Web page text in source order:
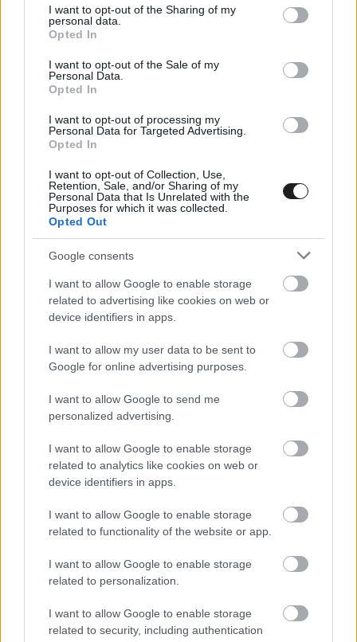
not limited to your visit or usage behaviour. You may click to
grant or deny consent to Google and its third-party tags to
use your data for below specified purposes in below Google
consent section.
I want to opt-out of the Sharing of my
personal data.
Opted In
I want to opt-out of the Sale of my
Personal Data.
Opted In
I want to opt-out of processing my
Personal Data for Targeted Advertising.
Opted In
I want to opt-out of Collection, Use,
Retention, Sale, and/or Sharing of my
Personal Data that Is Unrelated with the
Purposes for which it was collected.
Opted Out
Google consents
I want to allow Google to enable storage
related to advertising like cookies on web or
device identifiers in apps.
I want to allow my user data to be sent to
Google for online advertising purposes.
I want to allow Google to send me
personalized advertising.
I want to allow Google to enable storage
related to analytics like cookies on web or
device identifiers in apps.
I want to allow Google to enable storage
related to functionality of the website or app.
I want to allow Google to enable storage
related to personalization.
I want to allow Google to enable storage
related to security, including authentication
hogy megszerezze elsőt 2021-ben, miután idén
négyszer állhatott fel a dobogó második fokára.
A 2021-es szezon utolsó versenyhétvégéjére két
rajtrácsához. Miután az idény korábbi részében
két Goodyear-kupa dobogós helyezést szerzett a
Mostban, Lukas Hahn Olaszországban tér vissza
a mezőnybe. Az ötszörös brit
kamionversenybajnok Ryan Smith ül majd a #81-
es MV Commercial Truck Racing Team MAN
volánja mögött.
A kamion Eb utolsó fordulójában, Misanóban is
sorsdöntő lesz a Goodyear Kupa dicsőségéért